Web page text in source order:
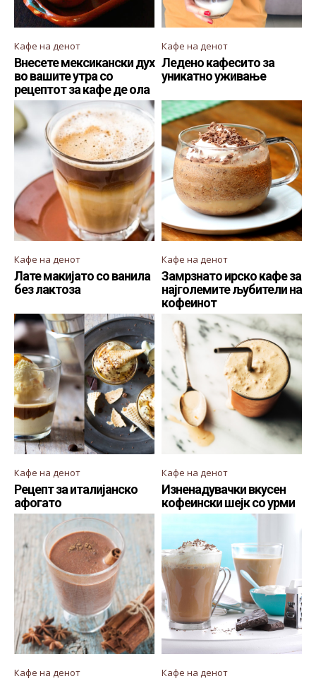
Кафе на денот
Внесете мексикански дух
во вашите утра со
рецептот за кафе де ола
Кафе на денот
Ледено кафесито за
уникатно уживање
Кафе на денот
Лате макијато со ванила
без лактоза
Кафе на денот
Замрзнато ирско кафе за
најголемите љубители на
кофеинот
Кафе на денот
Рецепт за италијанско
афогато
Кафе на денот
Изненадувачки вкусен
кофеински шејк со урми
Кафе на денот Кафе на денот